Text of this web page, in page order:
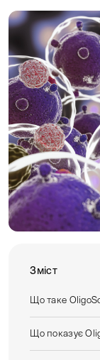
Зміст
Що таке
Що показує